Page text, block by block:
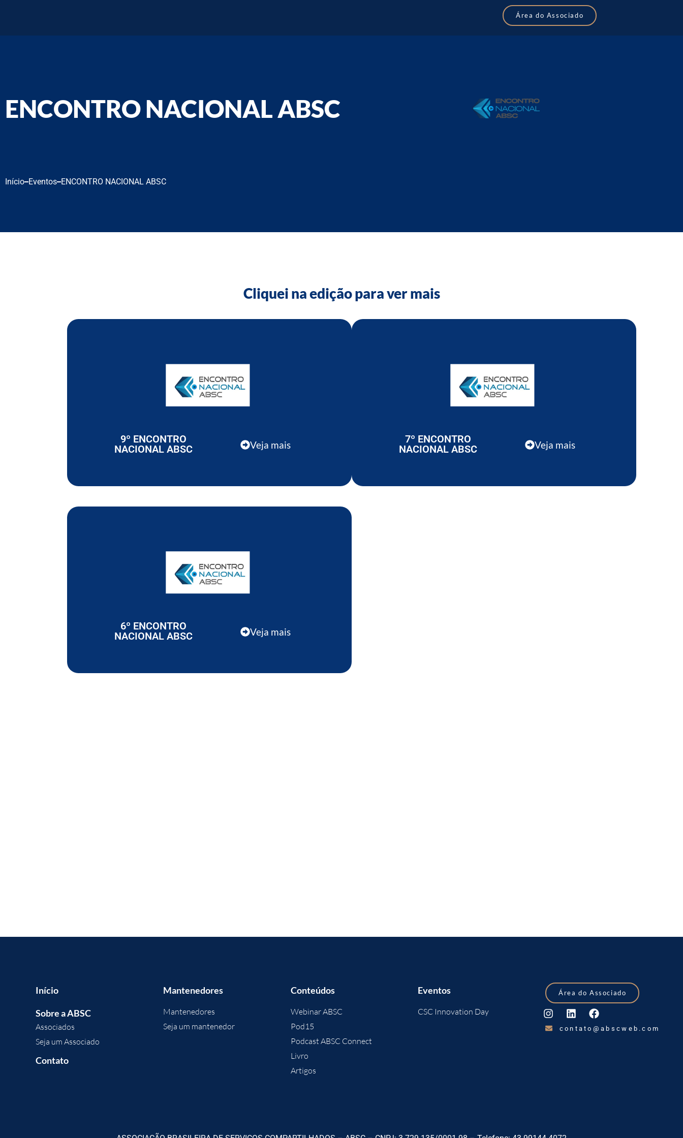
Área do Associado
ENCONTRO NACIONAL ABSC
Início Eventos ENCONTRO NACIONAL ABSC
Cliquei na edição para ver mais
9º ENCONTRO
NACIONAL ABSC
Veja mais
7º ENCONTRO
NACIONAL ABSC
Veja mais
6º ENCONTRO
NACIONAL ABSC
Veja mais
Início
Sobre a ABSC
Associados
Seja um Associado
Contato
Mantenedores
Mantenedores
Seja um mantenedor
Conteúdos
Webinar ABSC
Pod15
Podcast ABSC Connect
Livro
Artigos
Eventos
CSC Innovation Day
Área do Associado
contato@abscweb.com